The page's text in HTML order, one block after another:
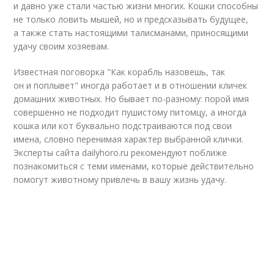
и давно уже стали частью жизни многих. Кошки способны
не только ловить мышей, но и предсказывать будущее,
а также стать настоящими талисманами, приносящими
удачу своим хозяевам.
Известная поговорка "Как корабль назовешь, так
он и поплывет"‎ иногда работает и в отношении кличек
домашних животных. Но бывает по-разному: порой имя
совершенно не подходит пушистому питомцу, а иногда
кошка или кот буквально подстраиваются под свои
имена, словно перенимая характер выбранной клички.
Эксперты сайта dailyhoro.ru рекомендуют поближе
познакомиться с теми именами, которые действительно
помогут животному привлечь в вашу жизнь удачу.